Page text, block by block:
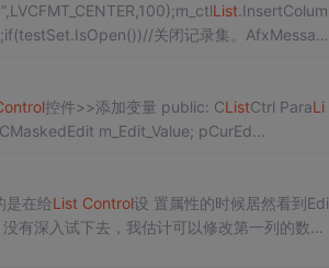
List.InsertColum
关闭记录集。AfxMessag
控件>>添加变量 public: CListCtrl ParaLi
列表变量 2）头文件添加两个变量 CMFCMaskedEdit* pCurEdit; CMFCMaskedEdit m_Edit_Value; pCurEd...
是在给List Control设 置属性的时候居然看到Edi
有深入试下去，我估计可以修改第一列的数